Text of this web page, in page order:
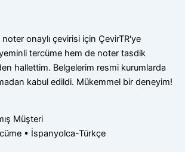
onaylı çevirisi için ÇevirTR'ye
tercüme hem de noter tasdik
hallettim. Belgelerim resmi kurumlarda
kabul edildi. Mükemmel bir deneyim!
Müşteri
• İspanyolca-Türkçe